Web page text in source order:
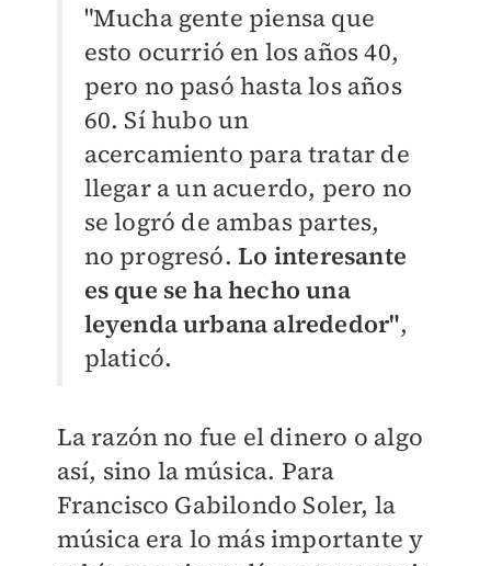
"Mucha gente piensa que
esto ocurrió en los años 40,
pero no pasó hasta los años
60. Sí hubo un
acercamiento para tratar de
llegar a un acuerdo, pero no
se logró de ambas partes,
no progresó.Lo interesante
es que se ha hecho una
leyenda urbana alrededor",
platicó.
La razón no fue el dinero o algo
así, sino la música. Para
Francisco Gabilondo Soler, la
música era lo más importante y